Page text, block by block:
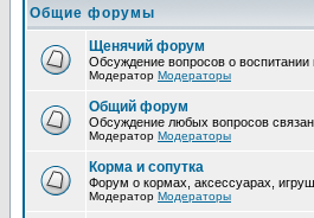
Общие форумы
Щенячий форум
Обсуждение вопросов о
Модератор Модераторы
Общий форум
Обсуждение любых вопросов
Модератор Модераторы
Корма и сопутка
Форум о кормах, аксессуарах,
Модератор Модераторы